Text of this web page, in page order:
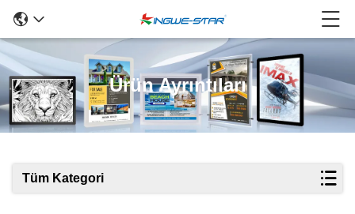
Ürün Ayrıntıları
Tüm Kategori